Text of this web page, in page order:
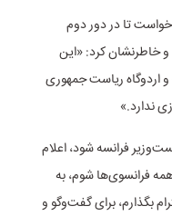
تا در دور دوم
خاطرنشان کرد: «این
اردوگاه ریاست جمهوری
ندارد.»
فرانسه شود، اعلام
فرانسوی‌ها شوم، به
بگذارم، برای گفت‌وگو و